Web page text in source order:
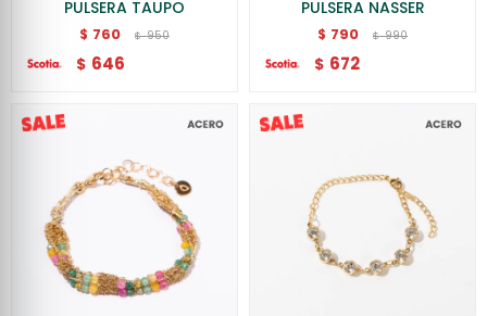
PULSERA TAUPO
$ 760 $ 950
$ 646
PULSERA NASSER
$ 790 $ 990
$ 672